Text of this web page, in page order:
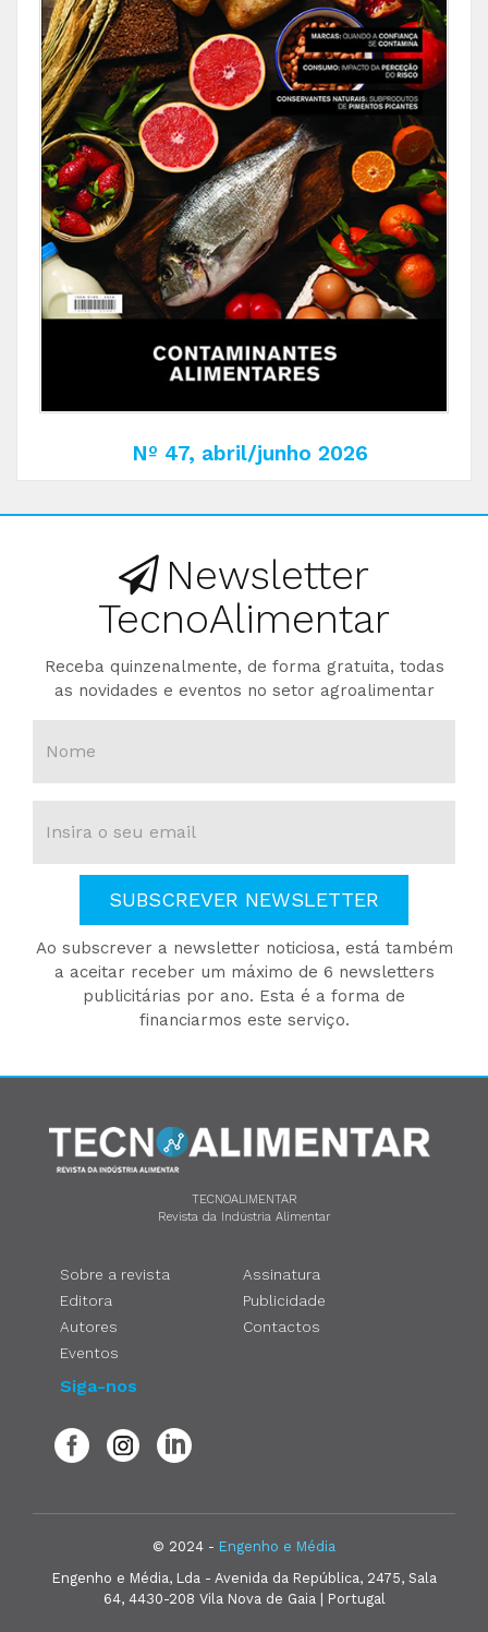
Nº 47, abril/junho 2026
Newsletter
TecnoAlimentar
Receba quinzenalmente, de forma gratuita, todas
as novidades e eventos no setor agroalimentar
SUBSCREVER NEWSLETTER
Ao subscrever a newsletter noticiosa, está também
a aceitar receber um máximo de 6 newsletters
publicitárias por ano. Esta é a forma de
financiarmos este serviço.
TECNOALIMENTAR
Revista da Indústria Alimentar
Sobre a revista
Editora
Autores
Eventos
Assinatura
Publicidade
Contactos
Siga-nos
© 2024 - Engenho e Média
Engenho e Média, Lda - Avenida da República, 2475, Sala
64, 4430-208 Vila Nova de Gaia | Portugal